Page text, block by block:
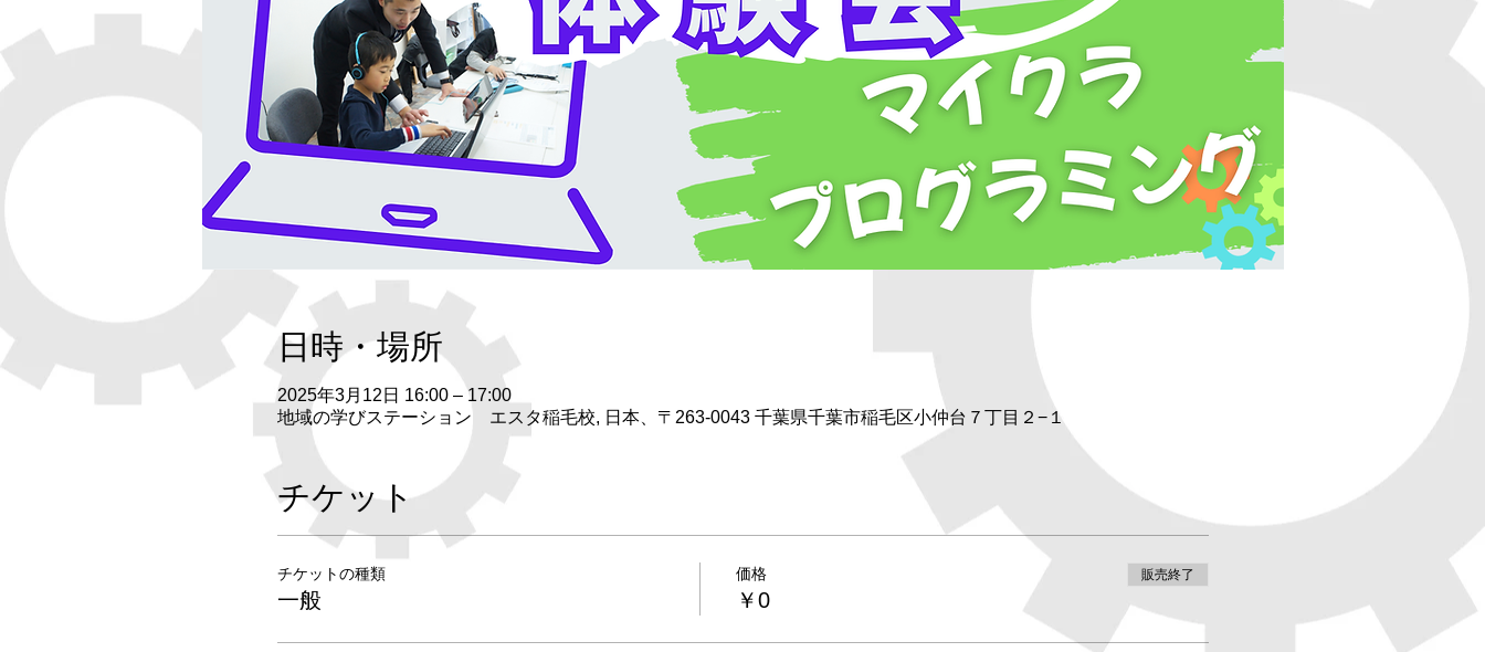
日時・場所
2025年3月12日 16:00 – 17:00
地域の学びステーション エスタ稲毛校, 日本、〒263-0043 千葉県千葉市稲毛区小仲台７丁目２−１
チケット
チケットの種類
一般
価格
￥0
販売終了